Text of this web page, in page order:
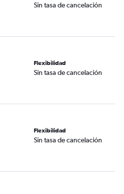
Sin tasa de cancelación
Flexibilidad
Sin tasa de cancelación
Flexibilidad
Sin tasa de cancelación